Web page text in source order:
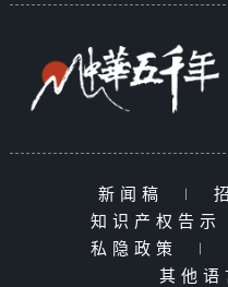
新闻稿 |
知识产权告示
私隐政策
|
其他